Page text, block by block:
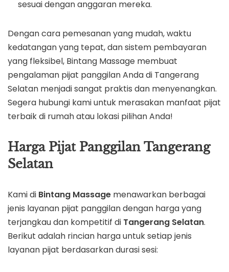
sesuai dengan anggaran mereka.
Dengan cara pemesanan yang mudah, waktu
kedatangan yang tepat, dan sistem pembayaran
yang fleksibel, Bintang Massage membuat
pengalaman pijat panggilan Anda di Tangerang
Selatan menjadi sangat praktis dan menyenangkan.
Segera hubungi kami untuk merasakan manfaat pijat
terbaik di rumah atau lokasi pilihan Anda!
Harga Pijat Panggilan Tangerang
Selatan
Kami di Bintang Massage menawarkan berbagai
jenis layanan pijat panggilan dengan harga yang
terjangkau dan kompetitif di Tangerang Selatan.
Berikut adalah rincian harga untuk setiap jenis
layanan pijat berdasarkan durasi sesi: